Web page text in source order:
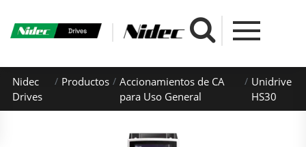
Nidec
Drives
Productos
Accionamientos de CA
para Uso General
Unidrive
HS30